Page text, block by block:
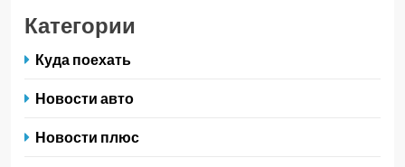
Категории
Куда поехать
Новости авто
Новости плюс